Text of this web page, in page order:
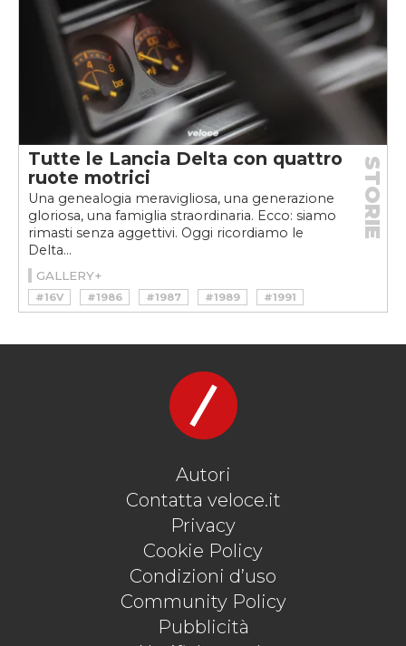
Tutte le Lancia Delta con quattro
ruote motrici
Una genealogia meravigliosa, una generazione
gloriosa, una famiglia straordinaria. Ecco: siamo
rimasti senza aggettivi. Oggi ricordiamo le
Delta...
STORIE
GALLERY+
#16V #1986 #1987 #1989
#1991
#1993
#1994 #4WD #4X4
#8V
#MAGGIORA
#RALLY
#S4
Autori
Contatta veloce.it
Privacy
Cookie Policy
Condizioni d’uso
Community Policy
Pubblicità